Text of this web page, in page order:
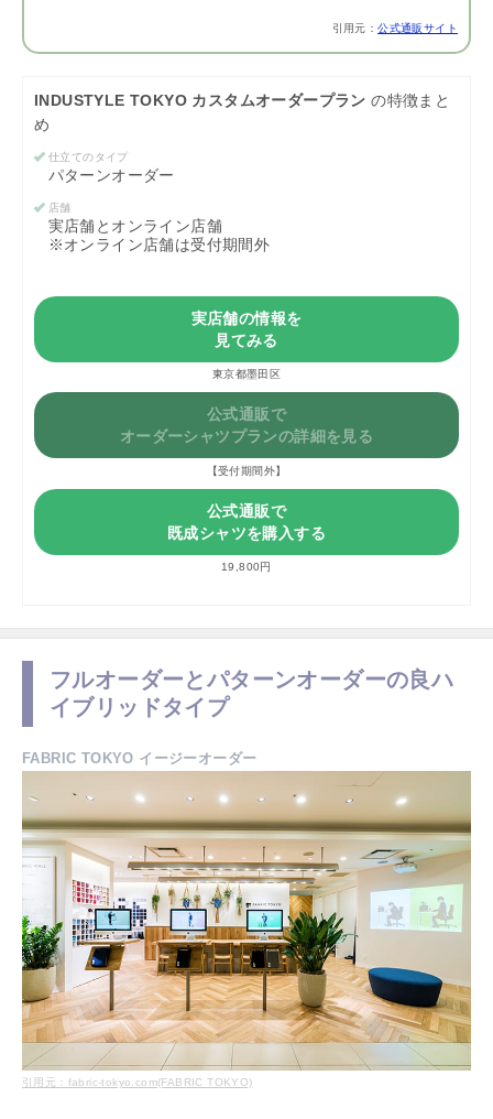
引用元：公式通販サイト
INDUSTYLE TOKYO カスタムオーダープランの特徴まと
め
仕立てのタイプ
パターンオーダー
店舗
実店舗とオンライン店舗
※オンライン店舗は受付期間外
実店舗の情報を
見てみる
東京都墨田区
公式通販で
オーダーシャツプランの詳細を見る
【受付期間外】
公式通販で
既成シャツを購入する
19,800円
フルオーダーとパターンオーダーの良ハ
イブリッドタイプ
FABRIC TOKYO イージーオーダー
引用元：fabric-tokyo.com(FABRIC TOKYO)